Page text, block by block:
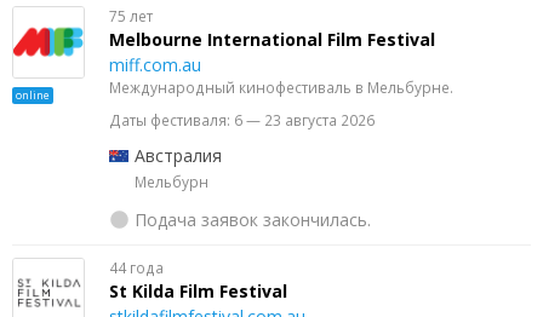
online
75 лет
Melbourne International Film Festival
miff.com.au
Международный кинофестиваль в Мельбурне.
Даты фестиваля: 6 — 23 августа 2026
Австралия
Мельбурн
Подача заявок закончилась.
44 года
St Kilda Film Festival